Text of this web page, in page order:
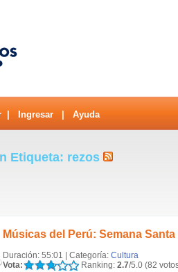
Ingresar Ayuda
Etiqueta: rezos
Músicas del Perú: Semana
Duración: 55:01 | Categoría: Cultura
Vota:
Ranking: 2.7/5.0 (82